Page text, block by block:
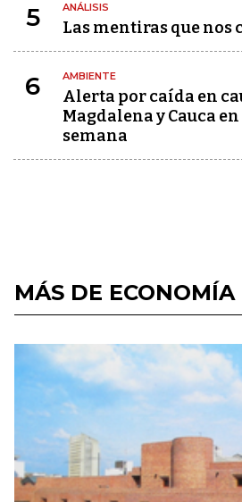
5 ANÁLISIS
Las mentiras que nos
6 AMBIENTE
Alerta por caída en
Magdalena y Cauca
semana
MÁS DE ECONOMÍA